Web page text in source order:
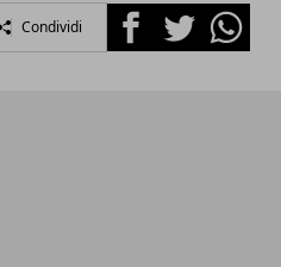
Condividi FacebookTwitterWhatsapp